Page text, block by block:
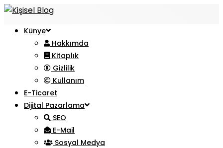
Künye
Hakkımda
Kitaplık
Gizlilik
Kullanım
E-Ticaret
Dijital Pazarlama
SEO
E-Mail
Sosyal Medya